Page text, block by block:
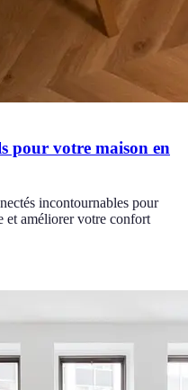
pour votre maison en
incontournables pour
et améliorer votre confort